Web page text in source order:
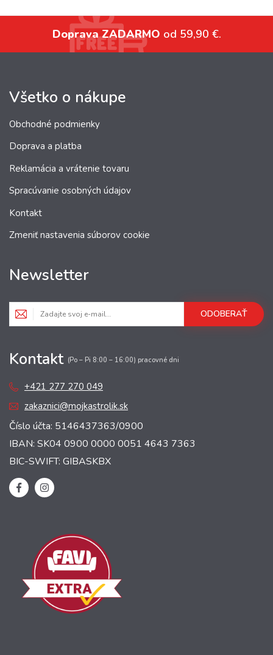
Doprava ZADARMO od 59,90 €.
Všetko o nákupe
Obchodné podmienky
Doprava a platba
Reklamácia a vrátenie tovaru
Spracúvanie osobných údajov
Kontakt
Zmeniť nastavenia súborov cookie
Newsletter
ODOBERAŤ
Kontakt (Po – Pi 8:00 – 16:00) pracovné dni
+421 277 270 049
zakaznici@mojkastrolik.sk
Číslo účta: 5146437363/0900
IBAN: SK04 0900 0000 0051 4643 7363
BIC-SWIFT: GIBASKBX